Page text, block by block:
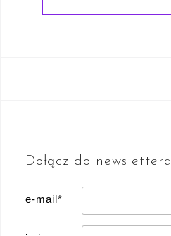
Dołącz do newslettera
e-mail*